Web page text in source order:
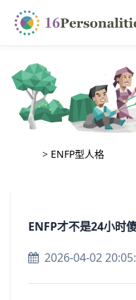
> ENFP型人格
ENFP才不是24小时
2026-04-02